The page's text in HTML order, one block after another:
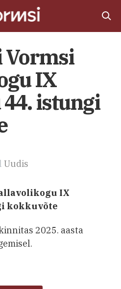
Vormsi
IX
istungi
Uudis
IX
kokkuvõte
2025. aasta